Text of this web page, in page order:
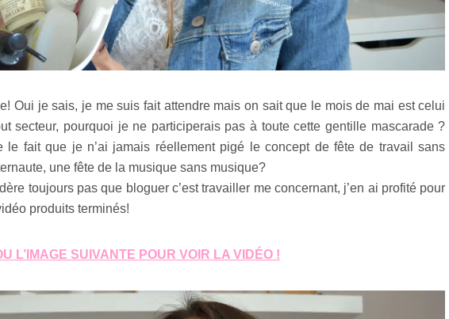
Oui je sais, je me suis fait attendre mais on sait que le mois de mai est celui
secteur, pourquoi je ne participerais pas à toute cette gentille mascarade ?
le fait que je n’ai jamais réellement pigé le concept de fête de travail sans
une fête de la musique sans musique?
toujours pas que bloguer c’est travailler me concernant, j’en ai profité pour
produits terminés!
L’IMAGE SUIVANTE POUR VOIR LA VIDÉO !